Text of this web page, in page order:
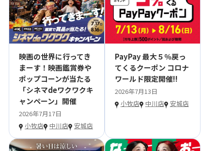
映画の世界に行ってき
まーす！映画鑑賞券や
ポップコーンが当たる
「シネマdeワクワクキ
ャンペーン」開催
2026年7月17日
小牧店
中川店 安城店
PayPay 最大５％戻っ
てくるクーポン コロナ
ワールド限定開催!!
2026年7月13日
小牧店
中川店 安城店